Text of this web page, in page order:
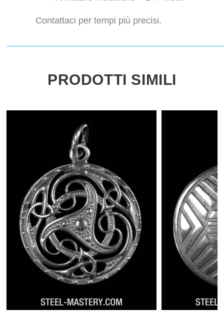
Contattaci per tempi più precisi.
PRODOTTI SIMILI